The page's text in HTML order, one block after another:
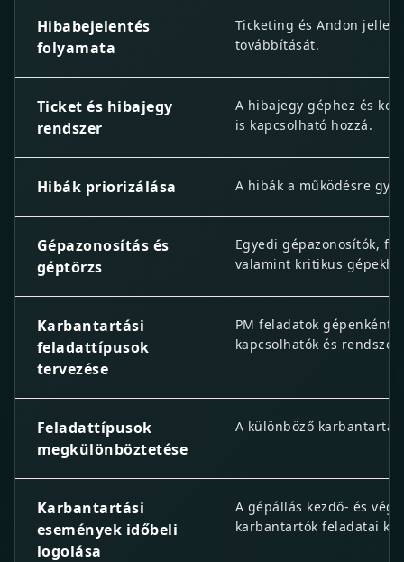
Hibabejelentés
folyamata
Ticketing és Andon
továbbítását.
Ticket és hibajegy
rendszer
A hibajegy géphez és
is kapcsolható hozzá.
Hibák priorizálása A hibák a működésre
Gépazonosítás és
géptörzs
Egyedi gépazonosítók,
valamint kritikus
Karbantartási
feladattípusok
tervezése
PM feladatok gépenként
kapcsolhatók és
Feladattípusok
megkülönböztetése
A különböző
Karbantartási
események időbeli
logolása
A gépállás kezdő- és
karbantartók feladatai